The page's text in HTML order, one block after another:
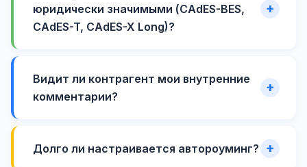
юридически значимыми (CAdES-BES,
CAdES-T, CAdES-X Long)?
Видит ли контрагент мои внутренние
комментарии?
Долго ли настраивается автороуминг?